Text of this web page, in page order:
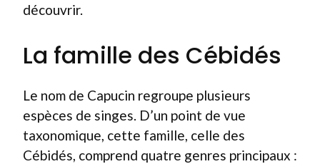
découvrir.
La famille des Cébidés
Le nom de Capucin regroupe plusieurs
espèces de singes. D’un point de vue
taxonomique, cette famille, celle des
Cébidés, comprend quatre genres principaux :